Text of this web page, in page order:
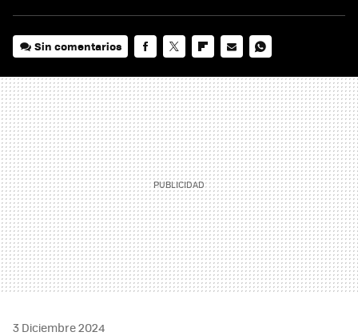
Sin comentarios
MAIL
3 Diciembre 2024